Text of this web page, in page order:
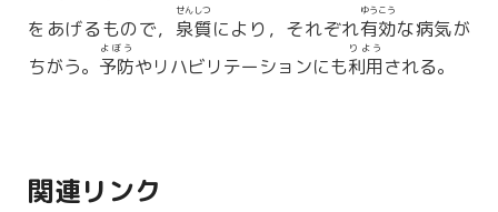
をあげるもので， 泉質
せんしつ
により，それぞれ有効
ゆうこう
な病気が
ちがう。 予防
よぼう
やリハビリテーションにも利用
りよう
される。
関連リンク